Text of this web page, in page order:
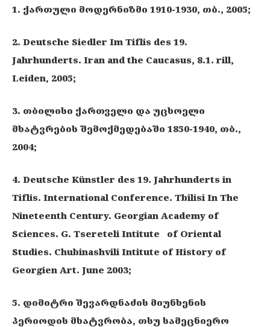
1. ქართული მოდერნიზმი 1910-1930, თბ., 2005;
2. Deutsche Siedler Im Tiflis des 19.
Jahrhunderts. Iran and the Caucasus, 8.1. rill,
Leiden, 2005;
3. თბილისი ქართველი და უცხოელი
მხატვრების შემოქმედებაში 1850-1940, თბ.,
2004;
4. Deutsche Künstler des 19. Jahrhunderts in
Tiflis. International Conference. Tbilisi In The
Nineteenth Century. Georgian Academy of
Sciences. G. Tsereteli Intitute of Oriental
Studies. Chubinashvili Intitute of History of
Georgien Art. June 2003;
5. დიმიტრი შევარდნაძის მიუნხენის
პერიოდის მხატვრობა, თსუ სამეცნიერო